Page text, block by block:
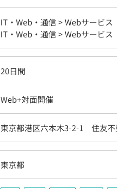
IT・Web・通信 > Webサービス
IT・Web・通信 > Webサービス
20日間
Web+対面開催
東京都港区六本木3-2-1 住友
東京都